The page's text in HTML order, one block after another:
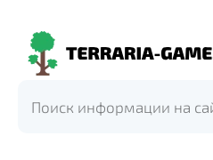
Terraria-